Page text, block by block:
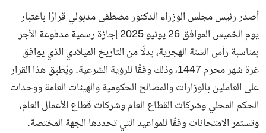
التعليم
أصدر رئيس مجلس الوزراء الدكتور مصطفى مدبولي قرارًا باعتبار
يوم الخميس الموافق 26 يونيو 2025 إجازة رسمية مدفوعة الأجر
بمناسبة رأس السنة الهجرية، بدلًا من التاريخ الميلادي الذي يوافق
غرة شهر محرم 1447، وذلك وفقًا للرؤية الشرعية. ويُطبق هذا القرار
على العاملين بالوزارات والمصالح الحكومية والهيئات العامة ووحدات
الحكم المحلي وشركات القطاع العام وشركات قطاع الأعمال العام،
وتستمر الامتحانات وفقًا للمواعيد التي تحددها الجهة المختصة.